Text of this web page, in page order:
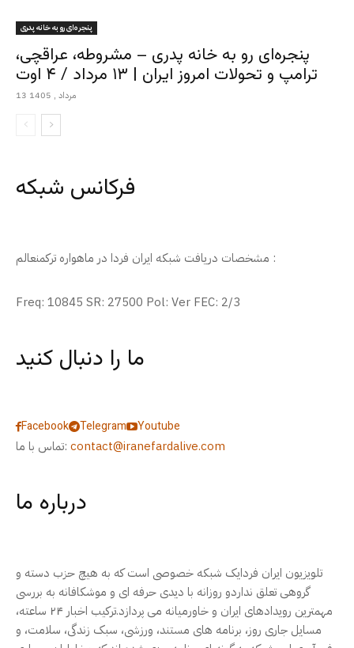
پنجره‌ای رو به خانه پدری
پنجره‌ای رو به خانه پدری – مشروطه، عراقچی،
ترامپ و تحولات امروز ایران | ۱۳ مرداد / ۴ اوت
13 مرداد , 1405
فرکانس شبکه
مشخصات دریافت شبکه ایران فردا در ماهواره ترکمنعالم :
Freq: 10845 SR: 27500 Pol: Ver FEC: 2/3
ما را دنبال کنید
Facebook Telegram
Youtube
تماس با ما: contact@iranefardalive.com
درباره ما
تلویزیون ایران فردایک شبکه خصوصی است که به هیچ حزب دسته و
گروهی تعلق نداردو روزانه با دیدی حرفه ای و موشکافانه به بررسی
مهمترین رویدادهای ایران و خاورمیانه می پردازد.ترکیب اخبار ۲۴ ساعته،
مسایل جاری روز، برنامه های مستند، ورزشی، سبک زندگی، سلامت، و